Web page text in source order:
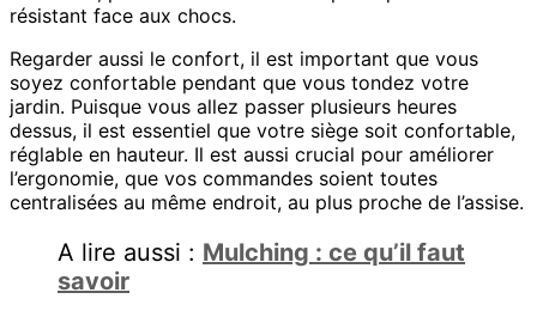
résistant face aux chocs.
Regarder aussi le confort, il est important que vous
soyez confortable pendant que vous tondez votre
jardin. Puisque vous allez passer plusieurs heures
dessus, il est essentiel que votre siège soit confortable,
réglable en hauteur. Il est aussi crucial pour améliorer
l’ergonomie, que vos commandes soient toutes
centralisées au même endroit, au plus proche de l’assise.
A lire aussi : Mulching : ce qu’il faut
savoir